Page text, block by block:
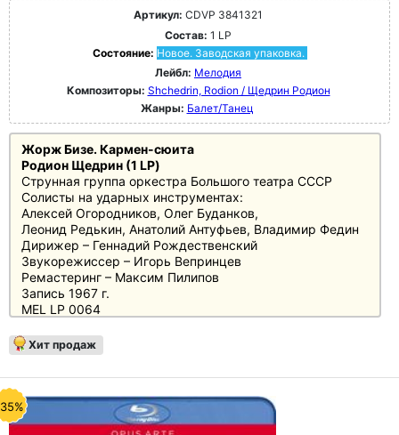
Артикул: CDVP 3841321
Состав: 1 LP
Состояние: Новое. Заводская упаковка.
Лейбл: Мелодия
Композиторы: Shchedrin, Rodion / Щедрин Родион
Жанры: Балет/Танец
Жорж Бизе. Кармен-сюита
Родион Щедрин (1 LP)
Струнная группа оркестра Большого театра СССР
Солисты на ударных инструментах:
Алексей Огородников, Олег Буданков,
Леонид Редькин, Анатолий Антуфьев, Владимир Федин
Дирижер – Геннадий Рождественский
Звукорежиссер – Игорь Вепринцев
Ремастеринг – Максим Пилипов
Запись 1967 г.
MEL LP 0064
В 1967 году Майя Плисецкая впервые вышла на сцену
Большого театра в роли Кармен, с тех пор споры о
инициативе балерины, улеглись. Трудно представить,
что партитура, созданная Щедриным, была когда-то
встречена едва ли не в штыки. «Конкуренция» русского
Хит продаж